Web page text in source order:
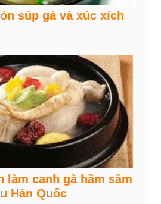
súp gà và xúc xích
làm canh gà hầm sâm
Hàn Quốc